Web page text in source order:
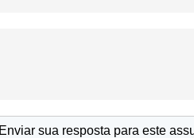
Enviar sua resposta para este